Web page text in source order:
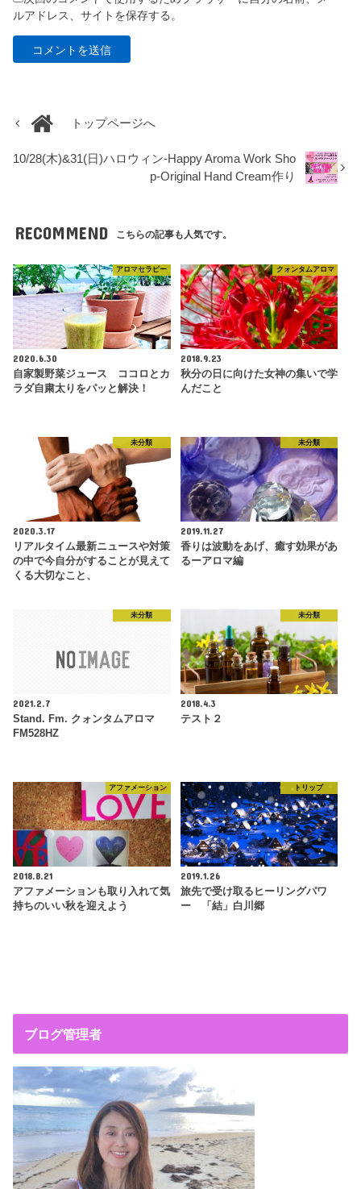
ルアドレス、サイトを保存する。
トップページへ
10/28(木)&31(日)ハロウィン-Happy Aroma Work Sho
p-Original Hand Cream作り
RECOMMEND こちらの記事も人気です。
アロマセラピー
2020.6.30
自家製野菜ジュース ココロとカ
ラダ自粛太りをパッと解決！
クォンタムアロマ
2018.9.23
秋分の日に向けた女神の集いで学
んだこと
未分類
2020.3.17
リアルタイム最新ニュースや対策
の中で今自分がすることが見えて
くる大切なこと、
未分類
2019.11.27
香りは波動をあげ、癒す効果があ
るーアロマ編
未分類
2021.2.7
Stand. Fm. クォンタムアロマ
FM528HZ
未分類
2018.4.3
テスト２
アファメーション
2018.8.21
アファメーションも取り入れて気
持ちのいい秋を迎えよう
トリップ
2019.1.26
旅先で受け取るヒーリングパワ
ー 「結」白川郷
ブログ管理者